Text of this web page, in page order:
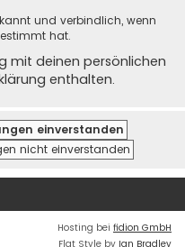
und verbindlich, wenn
hat.
mit deinen persönlichen
enthalten.
Hosting bei fidion GmbH
Flat Style by Ian Bradley